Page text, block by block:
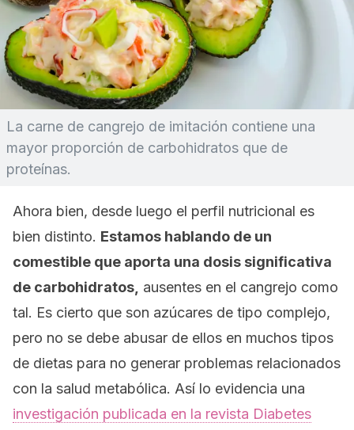
La carne de cangrejo de imitación contiene una
mayor proporción de carbohidratos que de
proteínas.
Ahora bien, desde luego el perfil nutricional es
bien distinto. Estamos hablando de un
comestible que aporta una dosis significativa
de carbohidratos, ausentes en el cangrejo como
tal. Es cierto que son azúcares de tipo complejo,
pero no se debe abusar de ellos en muchos tipos
de dietas para no generar problemas relacionados
con la salud metabólica. Así lo evidencia una
investigación publicada en la revista Diabetes